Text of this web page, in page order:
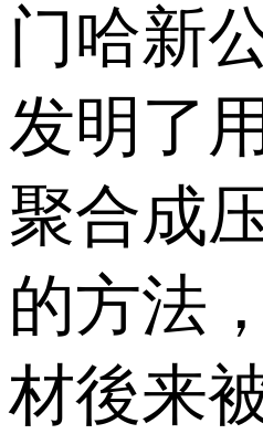
门哈新
发明了
聚合成
的方法
材後来